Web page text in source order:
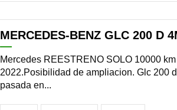
MERCEDES-BENZ GLC 200 D
Mercedes REESTRENO SOLO 10000
2022.Posibilidad de ampliacion. Glc 200
pasada en...